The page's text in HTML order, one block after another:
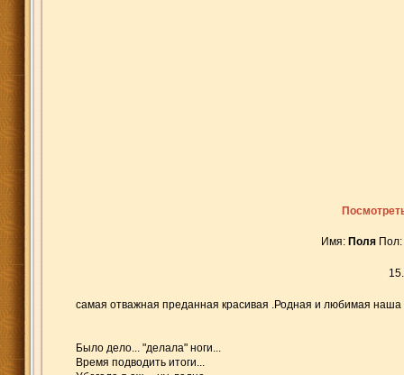
Имя: Поля Пол:
самая отважная преданная красивая .Родная и любимая наша
Было дело... "делала" ноги...
Время подводить итоги...